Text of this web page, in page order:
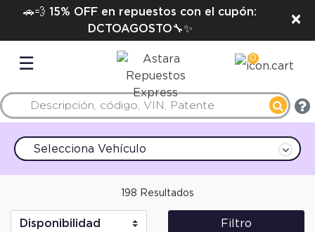
🚗💨 15% OFF en repuestos con el cupón:
DCTOAGOSTO🔧✨
×
☰ 0
Selecciona Vehículo
198 Resultados
Filtro